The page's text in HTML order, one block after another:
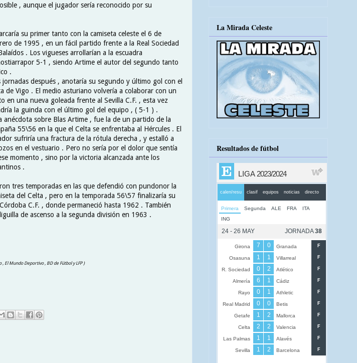
, aunque el jugador sería reconocido por su
su primer tanto con la camiseta celeste el 6 de
de 1995 , en un fácil partido frente a la Real Sociedad
. Los vigueses arrollarían a la escuadra
5-1 , siendo Artime el autor del segundo tanto
.
jornadas después , anotaría su segundo y último gol con el
de Vigo . El medio asturiano volvería a colaborar con un
en una nueva goleada frente al Sevilla C.F. , esta vez
la guinda con el último gol del equipo , ( 5-1 ) .
anécdota sobre Blas Artime , fue la de un partido de la
55\56 en la que el Celta se enfrentaba al Hércules . El
sufriría una fractura de la rótula derecha , y estalló a
en el vestuario . Pero no sería por el dolor que sentía
momento , sino por la victoria alcanzada ante los
.
tres temporadas en las que defendió con pundonor la
del Celta , pero en la temporada 56\57 finalizaría su
C.F. , donde permaneció hasta 1962 . También
de ascenso a la segunda división en 1963 .
El Mundo Deportivo , BD de Fútbol y LFP )
La Mirada Celeste
Resultados de fútbol